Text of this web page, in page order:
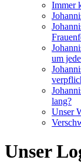
Immer
um
lang?
Unser
Unser